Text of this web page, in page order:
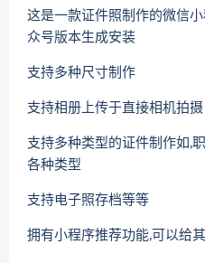
这是一款证件照制作的微信
众号版本生成安装
支持多种尺寸制作
支持相册上传于直接相机拍摄
支持多种类型的证件制作如,
各种类型
支持电子照存档等等
拥有小程序推荐功能,可以给